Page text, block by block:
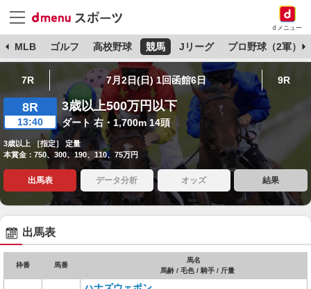
dメニュー
MLB ゴルフ 高校野球 競馬 Jリーグ プロ野球（2軍）
7R 7月2日(日) 1回函館6日 9R
8R
13:40
3歳以上500万円以下
ダート 右・1,700m 14頭
3歳以上 ［指定］ 定量
本賞金：750、300、190、110、75万円
出馬表 データ分析 オッズ 結果
出馬表
枠番 馬番
馬名
馬齢 / 毛色 / 騎手 / 斤量